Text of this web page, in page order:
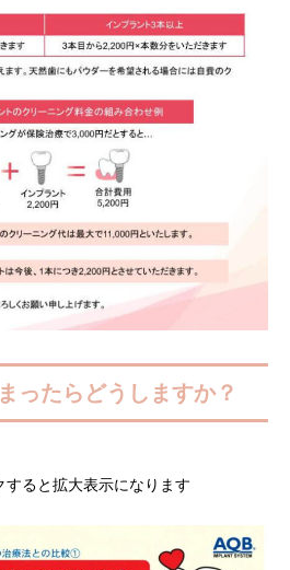
ったらどうしますか？
すると拡大表示になります